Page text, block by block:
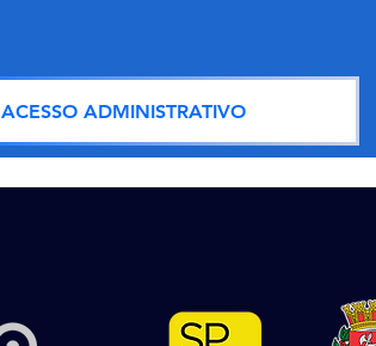
ACESSO ADMINISTRATIVO